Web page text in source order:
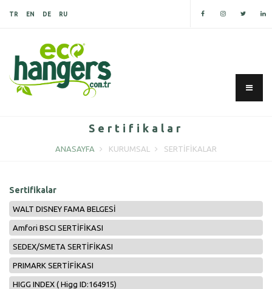
TR EN DE RU
Sertifikalar
ANASAYFA KURUMSAL SERTIFIKALAR
Sertifikalar
WALT DISNEY FAMA BELGESİ
Amfori BSCI SERTİFİKASI
SEDEX/SMETA SERTİFİKASI
PRIMARK SERTİFİKASI
HIGG INDEX ( Higg ID:164915)